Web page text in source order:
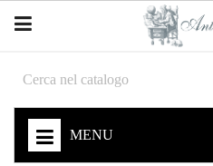
MENU